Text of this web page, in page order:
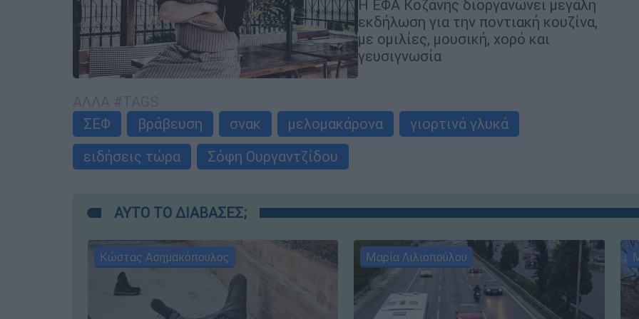
Η ΕΦΑ Κοζάνης διοργανώνει μεγάλη
εκδήλωση για την ποντιακή κουζίνα,
με ομιλίες, μουσική, χορό και
γευσιγνωσία
ΣΕΦ
βράβευση σνακ μελομακάρονα
γιορτινά γλυκά
ειδήσεις τώρα
Σόφη Ουργαντζίδου
ΑΥΤΟ ΤΟ ΔΙΑΒΑΣΕΣ;
Κώστας Ασημακόπουλος Μαρία Λιλιοπούλου